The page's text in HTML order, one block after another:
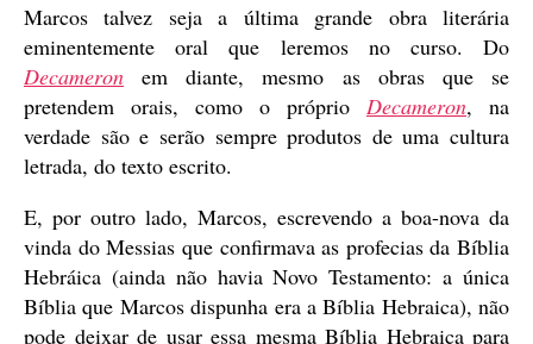
Marcos talvez seja a última grande obra literária
eminentemente oral que leremos no curso. Do
Decameron em diante, mesmo as obras que se
pretendem orais, como o próprio Decameron, na
verdade são e serão sempre produtos de uma cultura
letrada, do texto escrito.
E, por outro lado, Marcos, escrevendo a boa-nova da
vinda do Messias que confirmava as profecias da Bíblia
Hebráica (ainda não havia Novo Testamento: a única
Bíblia que Marcos dispunha era a Bíblia Hebraica), não
pode deixar de usar essa mesma Bíblia Hebraica para